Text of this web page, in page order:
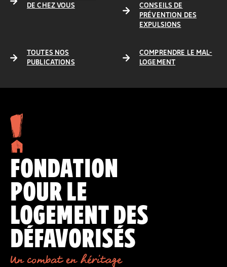
DE CHEZ VOUS
CONSEILS DE
PRÉVENTION DES
EXPULSIONS
TOUTES NOS
PUBLICATIONS
COMPRENDRE LE MAL-
LOGEMENT
FONDATION
POUR LE
LOGEMENT DES
DÉFAVORISÉS
Un combat en héritage